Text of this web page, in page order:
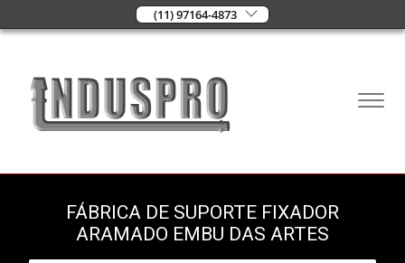
(11) 97164-4873
FÁBRICA DE SUPORTE FIXADOR
ARAMADO EMBU DAS ARTES